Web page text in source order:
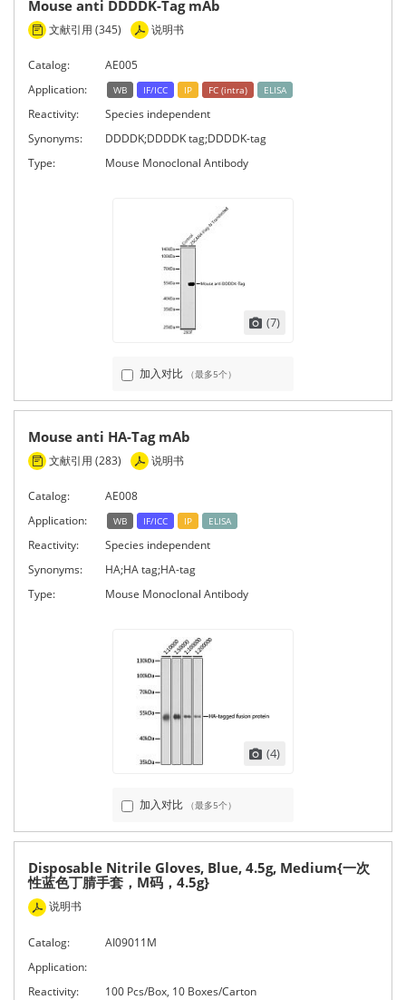
Mouse anti DDDDK-Tag mAb
文献引用 (345) 说明书
Catalog:
AE005
Application:
WB IF/ICC IP FC (intra) ELISA
Reactivity:
Species independent
Synonyms:
DDDDK;DDDDK tag;DDDDK-tag
Type:
Mouse Monoclonal Antibody
(7)
加入对比 （最多5个）
Mouse anti HA-Tag mAb
文献引用 (283) 说明书
Catalog:
AE008
Application:
WB IF/ICC IP ELISA
Reactivity:
Species independent
Synonyms:
HA;HA tag;HA-tag
Type:
Mouse Monoclonal Antibody
(4)
加入对比 （最多5个）
Disposable Nitrile Gloves, Blue, 4.5g, Medium{一次
性蓝色丁腈手套，M码，4.5g}
说明书
Catalog:
AI09011M
Application:
Reactivity:
100 Pcs/Box, 10 Boxes/Carton